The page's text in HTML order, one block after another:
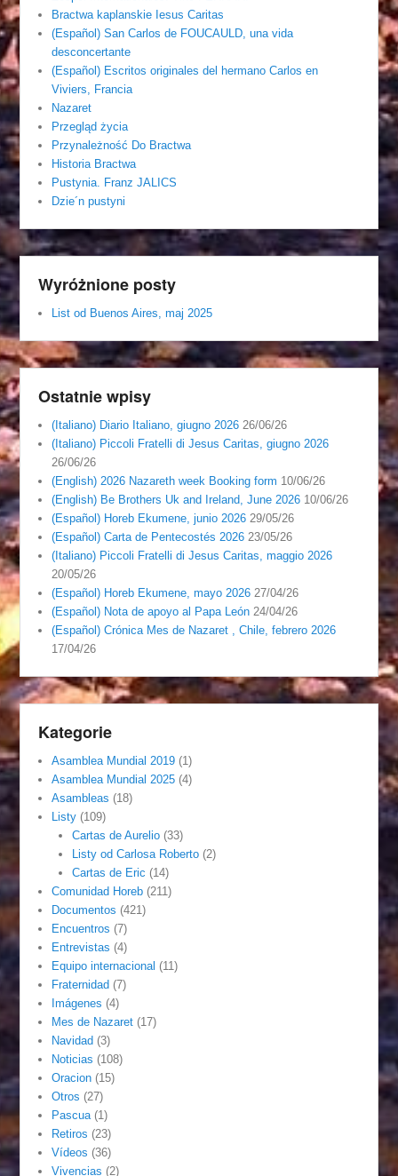
Bractwa kaplanskie Iesus Caritas
(Español) San Carlos de FOUCAULD, una vida
desconcertante
(Español) Escritos originales del hermano Carlos en
Viviers, Francia
Nazaret
Przegląd życia
Przynależność Do Bractwa
Historia Bractwa
Pustynia. Franz JALICS
Dzie´n pustyni
Wyróżnione posty
List od Buenos Aires, maj 2025
Ostatnie wpisy
(Italiano) Diario Italiano, giugno 2026 26/06/26
(Italiano) Piccoli Fratelli di Jesus Caritas, giugno 2026
26/06/26
(English) 2026 Nazareth week Booking form 10/06/26
(English) Be Brothers Uk and Ireland, June 2026 10/06/26
(Español) Horeb Ekumene, junio 2026 29/05/26
(Español) Carta de Pentecostés 2026 23/05/26
(Italiano) Piccoli Fratelli di Jesus Caritas, maggio 2026
20/05/26
(Español) Horeb Ekumene, mayo 2026 27/04/26
(Español) Nota de apoyo al Papa León 24/04/26
(Español) Crónica Mes de Nazaret , Chile, febrero 2026
17/04/26
Kategorie
Asamblea Mundial 2019 (1)
Asamblea Mundial 2025 (4)
Asambleas (18)
Listy (109)
Cartas de Aurelio(33)
Listy od Carlosa Roberto(2)
Cartas de Eric (14)
Comunidad Horeb (211)
Documentos (421)
Encuentros (7)
Entrevistas (4)
Equipo internacional (11)
Fraternidad (7)
Imágenes (4)
Mes de Nazaret (17)
Navidad (3)
Noticias (108)
Oracion (15)
Otros (27)
Pascua (1)
Retiros (23)
Vídeos (36)
Vivencias (2)